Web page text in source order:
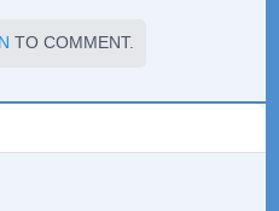
TO COMMENT.